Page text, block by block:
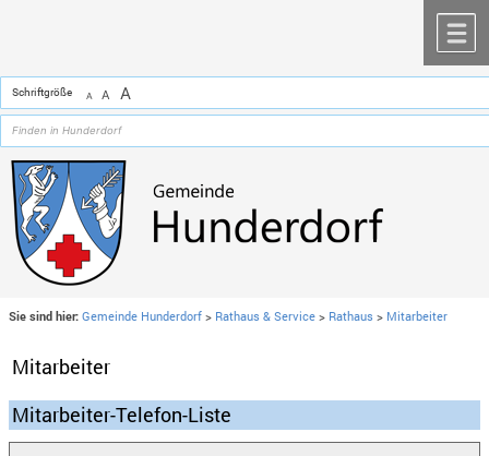
Schriftgröße A A A
Sie sind hier: Gemeinde Hunderdorf > Rathaus & Service > Rathaus > Mitarbeiter
Mitarbeiter
Mitarbeiter-Telefon-Liste